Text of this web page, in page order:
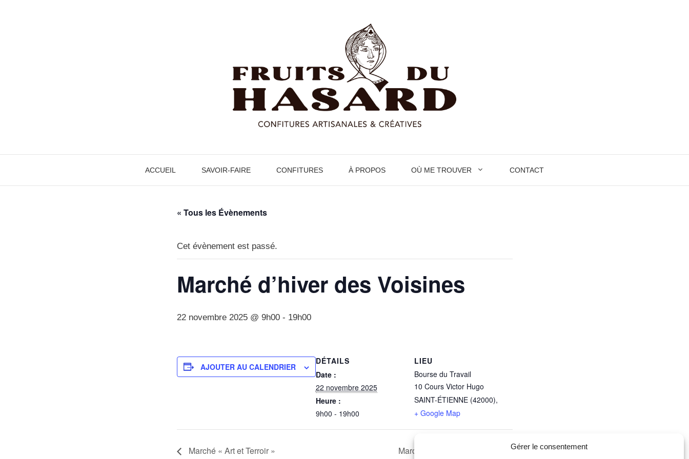
Gérer le consentement
ACCUEIL SAVOIR-FAIRE CONFITURES À PROPOS OÙ ME TROUVER CONTACT
« Tous les Évènements
Cet évènement est passé.
Marché d’hiver des Voisines
22 novembre 2025 @ 9h00- 19h00
AJOUTER AU CALENDRIER
DÉTAILS
Date :
22 novembre 2025
Heure :
9h00 - 19h00
LIEU
Bourse du Travail
10 Cours Victor Hugo
SAINT-ÉTIENNE (42000),
+ Google Map
Marché « Art et Terroir » Marché d’hiver des Voisines